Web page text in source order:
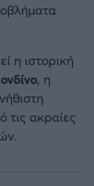
η ιστορική
, η
τις ακραίες